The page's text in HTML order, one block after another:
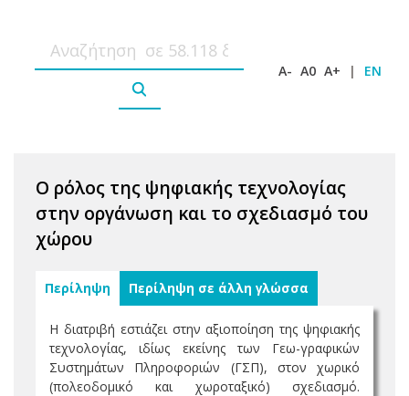
A- A0 A+ | EN
Ο ρόλος της ψηφιακής τεχνολογίας
στην οργάνωση και το σχεδιασμό του
χώρου
Περίληψη Περίληψη σε άλλη γλώσσα
Η διατριβή εστιάζει στην αξιοποίηση της ψηφιακής
τεχνολογίας, ιδίως εκείνης των Γεω-γραφικών
Συστημάτων Πληροφοριών (ΓΣΠ), στον χωρικό
(πολεοδομικό και χωροταξικό) σχεδιασμό.